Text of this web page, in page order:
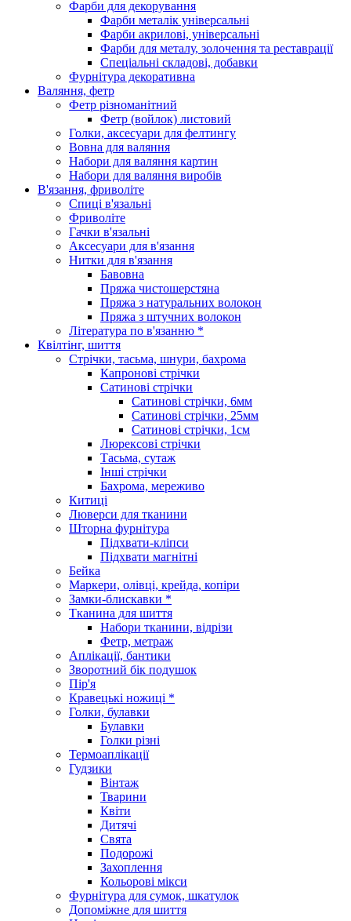
Фарби для декорування
Фарби металік універсальні
Фарби акрилові, універсальні
Фарби для металу, золочення та реставрації
Спеціальні складові, добавки
Фурнітура декоративна
Валяння, фетр
Фетр різноманітний
Фетр (войлок) листовий
Голки, аксесуари для фелтингу
Вовна для валяння
Набори для валяння картин
Набори для валяння виробів
В'язання, фриволіте
Спиці в'язальні
Фриволіте
Гачки в'язальні
Аксесуари для в'язання
Нитки для в'язання
Бавовна
Пряжа чистошерстяна
Пряжа з натуральних волокон
Пряжа з штучних волокон
Література по в'язанню *
Квілтінг, шиття
Стрічки, тасьма, шнури, бахрома
Капронові стрічки
Сатинові стрічки
Сатинові стрічки, 6мм
Сатинові стрічки, 25мм
Сатинові стрічки, 1см
Люрексові стрічки
Тасьма, сутаж
Інші стрічки
Бахрома, мереживо
Китиці
Люверси для тканини
Шторна фурнітура
Підхвати-кліпси
Підхвати магнітні
Бейка
Маркери, олівці, крейда, копіри
Замки-блискавки *
Тканина для шиття
Набори тканини, відрізи
Фетр, метраж
Аплікації, бантики
Зворотний бік подушок
Пір'я
Кравецькі ножиці *
Голки, булавки
Булавки
Голки різні
Термоаплікації
Гудзики
Вінтаж
Тварини
Квіти
Дитячі
Свята
Подорожі
Захоплення
Кольорові мікси
Фурнітура для сумок, шкатулок
Допоміжне для шиття